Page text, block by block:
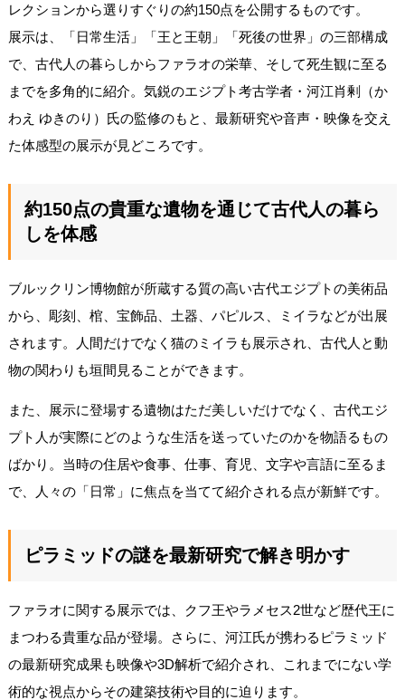
レクションから選りすぐりの約150点を公開するものです。
展示は、「日常生活」「王と王朝」「死後の世界」の三部構成
で、古代人の暮らしからファラオの栄華、そして死生観に至る
までを多角的に紹介。気鋭のエジプト考古学者・河江肖剰（か
わえ ゆきのり）氏の監修のもと、最新研究や音声・映像を交え
た体感型の展示が見どころです。
約150点の貴重な遺物を通じて古代人の暮ら
しを体感
ブルックリン博物館が所蔵する質の高い古代エジプトの美術品
から、彫刻、棺、宝飾品、土器、パピルス、ミイラなどが出展
されます。人間だけでなく猫のミイラも展示され、古代人と動
物の関わりも垣間見ることができます。
また、展示に登場する遺物はただ美しいだけでなく、古代エジ
プト人が実際にどのような生活を送っていたのかを物語るもの
ばかり。当時の住居や食事、仕事、育児、文字や言語に至るま
で、人々の「日常」に焦点を当てて紹介される点が新鮮です。
ピラミッドの謎を最新研究で解き明かす
ファラオに関する展示では、クフ王やラメセス2世など歴代王に
まつわる貴重な品が登場。さらに、河江氏が携わるピラミッド
の最新研究成果も映像や3D解析で紹介され、これまでにない学
術的な視点からその建築技術や目的に迫ります。